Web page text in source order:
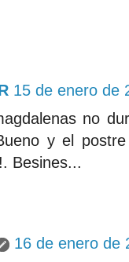
15 de enero de
no
y el
Besines...
16 de enero de